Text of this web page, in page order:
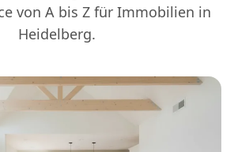
von A bis Z für Immobilien in
Heidelberg.